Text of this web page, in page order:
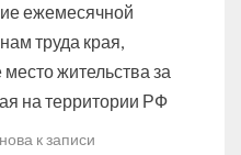
ежемесячной
труда края,
жительства за
на территории РФ
к записи